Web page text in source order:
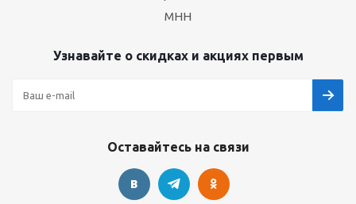
МНН
Узнавайте о скидках и акциях первым
Оставайтесь на связи